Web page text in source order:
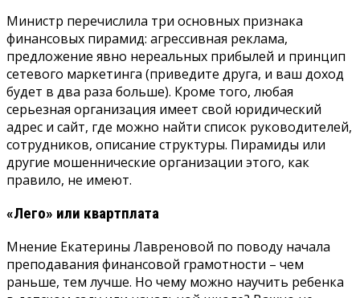
Министр перечислила три основных признака
финансовых пирамид: агрессивная реклама,
предложение явно нереальных прибылей и принцип
сетевого маркетинга (приведите друга, и ваш доход
будет в два раза больше). Кроме того, любая
серьезная организация имеет свой юридический
адрес и сайт, где можно найти список руководителей,
сотрудников, описание структуры. Пирамиды или
другие мошеннические организации этого, как
правило, не имеют.
«Лего» или квартплата
Мнение Екатерины Лавреновой по поводу начала
преподавания финансовой грамотности – чем
раньше, тем лучше. Но чему можно научить ребенка